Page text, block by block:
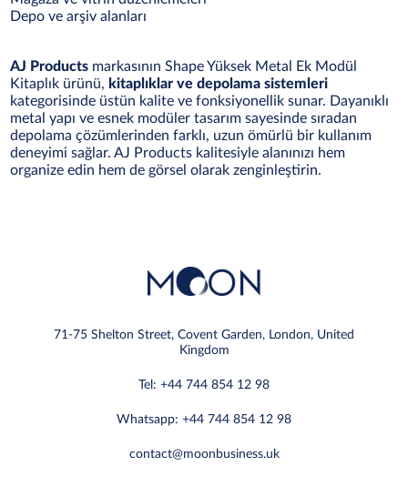
Depo ve arşiv alanları
AJ Products markasının Shape Yüksek Metal Ek Modül
Kitaplık ürünü, kitaplıklar ve depolama sistemleri
kategorisinde üstün kalite ve fonksiyonellik sunar. Dayanıklı
metal yapı ve esnek modüler tasarım sayesinde sıradan
depolama çözümlerinden farklı, uzun ömürlü bir kullanım
deneyimi sağlar. AJ Products kalitesiyle alanınızı hem
organize edin hem de görsel olarak zenginleştirin.
71-75 Shelton Street, Covent Garden, London, United
Kingdom
Tel: +44 744 854 12 98
Whatsapp: +44 744 854 12 98
contact@moonbusiness.uk